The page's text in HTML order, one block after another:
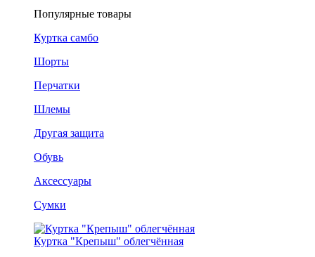
Популярные товары
Куртка самбо
Шорты
Перчатки
Шлемы
Другая защита
Обувь
Аксессуары
Сумки
Куртка "Крепыш" облегчённая